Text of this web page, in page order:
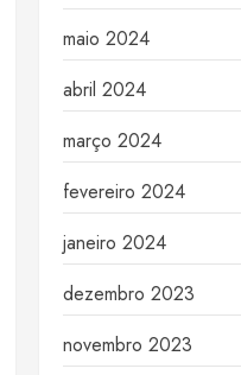
maio 2024
abril 2024
março 2024
fevereiro 2024
janeiro 2024
dezembro 2023
novembro 2023